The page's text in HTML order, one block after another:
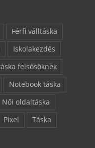
Férfi válltáska
Iskolakezdés
felsősöknek
Notebook táska
Női oldaltáska
Pixel Táska